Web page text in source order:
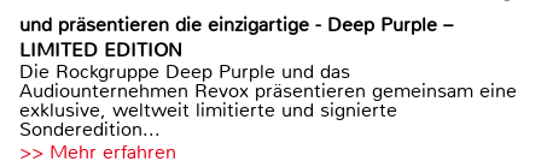
und präsentieren die einzigartige - Deep Purple –
LIMITED EDITION
Die Rockgruppe Deep Purple und das
Audiounternehmen Revox präsentieren gemeinsam eine
exklusive, weltweit limitierte und signierte
Sonderedition...
>> Mehr erfahren